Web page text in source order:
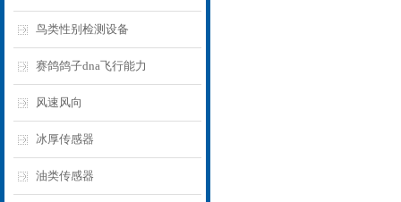
鸟类性别检测设备
赛鸽鸽子dna飞行能力
风速风向
冰厚传感器
油类传感器